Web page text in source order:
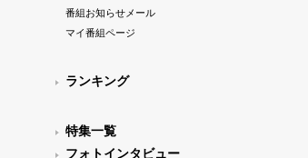
番組お知らせメール
マイ番組ページ
ランキング
特集一覧
フォトインタビュー